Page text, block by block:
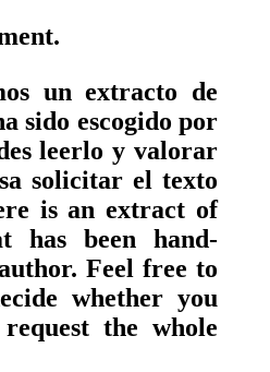
un extracto de
sido escogido por
leerlo y valorar
solicitar el texto
is an extract of
has been hand-
Feel free to
whether you
the whole